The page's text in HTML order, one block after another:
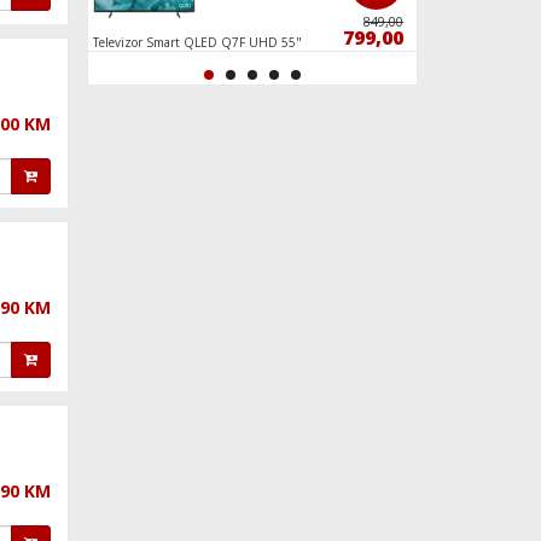
KM
KM
KM
649,00
599,90 Televizor Smart QLED Q7F UHD 55"
849,00
799,00